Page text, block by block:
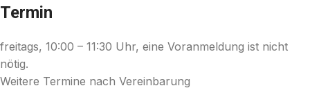
Termin
freitags, 10:00 – 11:30 Uhr, eine Voranmeldung ist nicht
nötig.
Weitere Termine nach Vereinbarung